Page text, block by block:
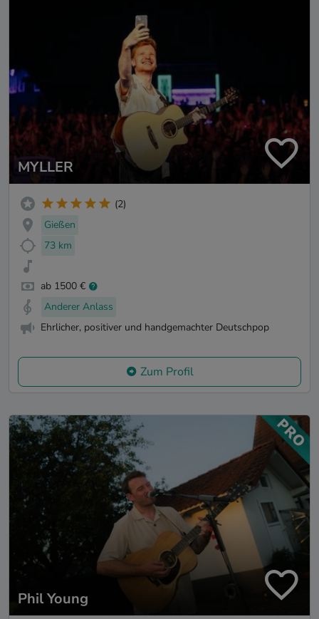
MYLLER
(2)
Gießen
73 km
ab 1500 €
Anderer Anlass
Ehrlicher, positiver und handgemachter Deutschpop
Zum Profil
Phil Young